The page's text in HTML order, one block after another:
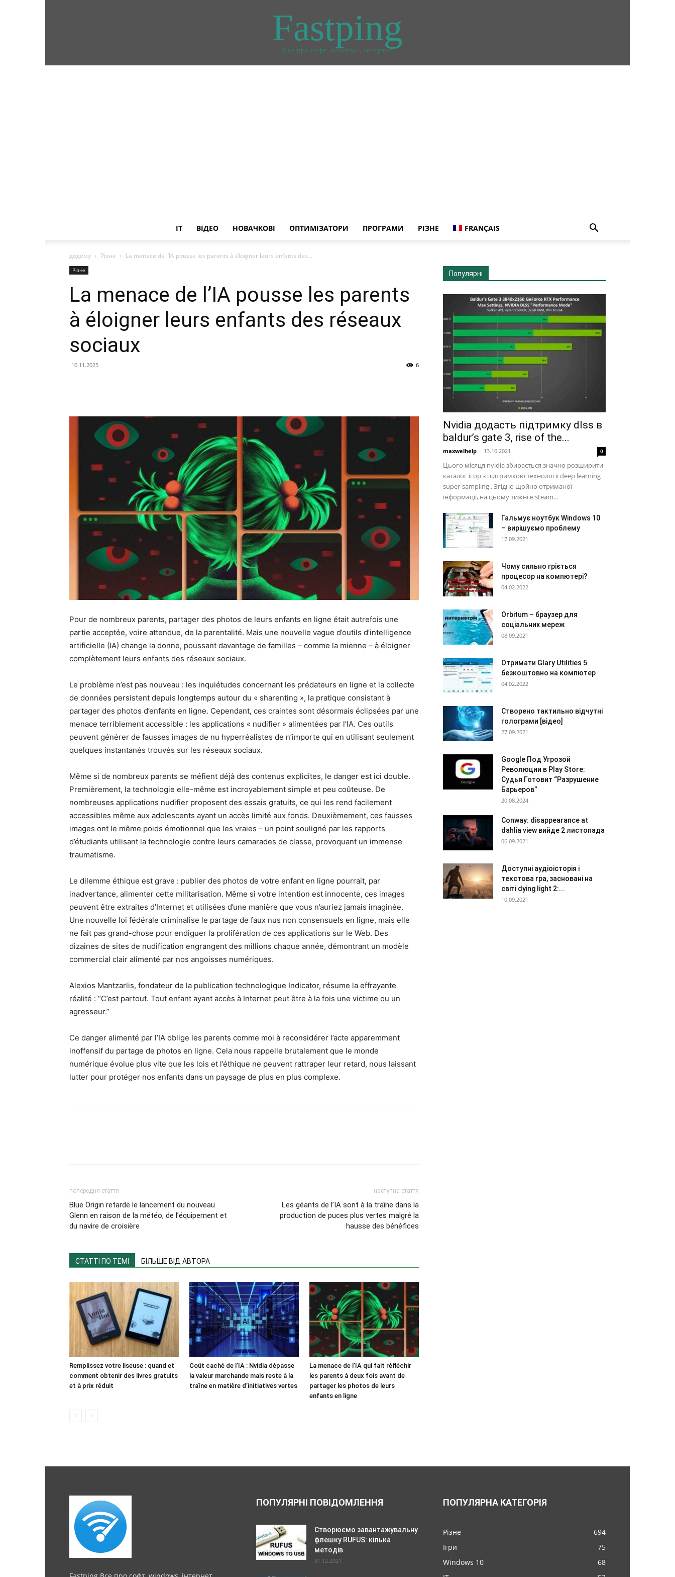
Fastping
Все про софт, windows, інтернет
IT ВІДЕО НОВАЧКОВІ ОПТИМІЗАТОРИ ПРОГРАМИ РІЗНЕ FRANÇAIS
додому Різне La menace de l’IA pousse les parents à éloigner leurs enfants des...
Різне
La menace de l’IA pousse les parents
à éloigner leurs enfants des réseaux
sociaux
10.11.2025 6
Pour de nombreux parents, partager des photos de leurs enfants en ligne était autrefois une
partie acceptée, voire attendue, de la parentalité. Mais une nouvelle vague d’outils d’intelligence
artificielle (IA) change la donne, poussant davantage de familles – comme la mienne – à éloigner
complètement leurs enfants des réseaux sociaux.
Le problème n’est pas nouveau : les inquiétudes concernant les prédateurs en ligne et la collecte
de données persistent depuis longtemps autour du « sharenting », la pratique consistant à
partager des photos d’enfants en ligne. Cependant, ces craintes sont désormais éclipsées par une
menace terriblement accessible : les applications « nudifier » alimentées par l’IA. Ces outils
peuvent générer de fausses images de nu hyperréalistes de n’importe qui en utilisant seulement
quelques instantanés trouvés sur les réseaux sociaux.
Même si de nombreux parents se méfient déjà des contenus explicites, le danger est ici double.
Premièrement, la technologie elle-même est incroyablement simple et peu coûteuse. De
nombreuses applications nudifier proposent des essais gratuits, ce qui les rend facilement
accessibles même aux adolescents ayant un accès limité aux fonds. Deuxièmement, ces fausses
images ont le même poids émotionnel que les vraies – un point souligné par les rapports
d’étudiants utilisant la technologie contre leurs camarades de classe, provoquant un immense
traumatisme.
Le dilemme éthique est grave : publier des photos de votre enfant en ligne pourrait, par
inadvertance, alimenter cette militarisation. Même si votre intention est innocente, ces images
peuvent être extraites d’Internet et utilisées d’une manière que vous n’auriez jamais imaginée.
Une nouvelle loi fédérale criminalise le partage de faux nus non consensuels en ligne, mais elle
ne fait pas grand-chose pour endiguer la prolifération de ces applications sur le Web. Des
dizaines de sites de nudification engrangent des millions chaque année, démontrant un modèle
commercial clair alimenté par nos angoisses numériques.
Alexios Mantzarlis, fondateur de la publication technologique Indicator, résume la effrayante
réalité : “C’est partout. Tout enfant ayant accès à Internet peut être à la fois une victime ou un
agresseur.”
Ce danger alimenté par l’IA oblige les parents comme moi à reconsidérer l’acte apparemment
inoffensif du partage de photos en ligne. Cela nous rappelle brutalement que le monde
numérique évolue plus vite que les lois et l’éthique ne peuvent rattraper leur retard, nous laissant
lutter pour protéger nos enfants dans un paysage de plus en plus complexe.
попередня стаття
Blue Origin retarde le lancement du nouveau
Glenn en raison de la météo, de l’équipement et
du navire de croisière
наступна стаття
Les géants de l’IA sont à la traîne dans la
production de puces plus vertes malgré la
hausse des bénéfices
СТАТТІ ПО ТЕМІ БІЛЬШЕ ВІД АВТОРА
Remplissez votre liseuse : quand et
comment obtenir des livres gratuits
et à prix réduit
Coût caché de l’IA : Nvidia dépasse
la valeur marchande mais reste à la
traîne en matière d’initiatives vertes
La menace de l’IA qui fait réfléchir
les parents à deux fois avant de
partager les photos de leurs
enfants en ligne
Популярні
Nvidia додасть підтримку dlss в
baldur’s gate 3, rise of the...
maxwelhelp - 13.10.2021 0
Цього місяця nvidia збирається значно розширити
каталог ігор з підтримкою технології deep learning
super-sampling . Згідно щойно отриманої
інформації, на цьому тижні в steam...
Гальмує ноутбук Windows 10
– вирішуємо проблему
17.09.2021
Чому сильно гріється
процесор на компютері?
04.02.2022
Orbitum – браузер для
соціальних мереж
08.09.2021
Отримати Glary Utilities 5
безкоштовно на компютер
04.02.2022
Створено тактильно відчутні
голограми [відео]
27.09.2021
Google Под Угрозой
Революции в Play Store:
Судья Готовит “Разрушение
Барьеров”
20.08.2024
Conway: disappearance at
dahlia view вийде 2 листопада
06.09.2021
Доступні аудіоісторія і
текстова гра, засновані на
світі dying light 2:...
10.09.2021
ПОПУЛЯРНІ ПОВІДОМЛЕННЯ
Створюємо завантажувальну
флешку RUFUS: кілька
методів
31.12.2021
ПОПУЛЯРНА КАТЕГОРІЯ
Різне
694
Ігри
75
Windows 10
68